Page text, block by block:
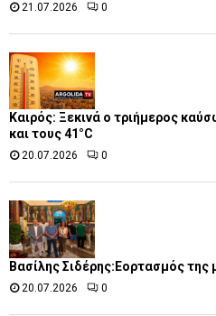
21.07.2026 0
Καιρός: Ξεκινά ο τριήμερος
και τους 41°C
20.07.2026 0
Βασίλης Σιδέρης:Εορτασμός
20.07.2026 0